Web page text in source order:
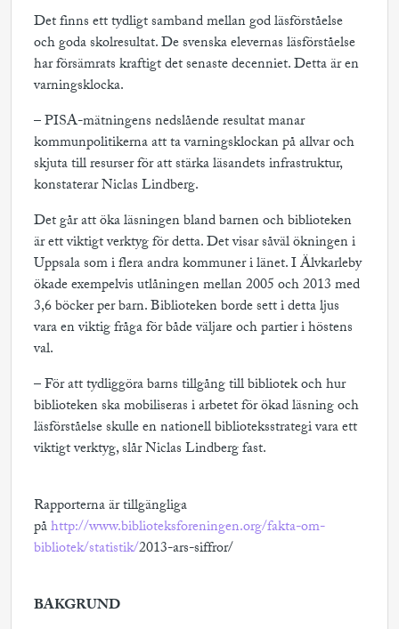
Det finns ett tydligt samband mellan god läsförståelse
och goda skolresultat. De svenska elevernas läsförståelse
har försämrats kraftigt det senaste decenniet. Detta är en
varningsklocka.
– PISA-mätningens nedslående resultat manar
kommunpolitikerna att ta varningsklockan på allvar och
skjuta till resurser för att stärka läsandets infrastruktur,
konstaterar Niclas Lindberg.
Det går att öka läsningen bland barnen och biblioteken
är ett viktigt verktyg för detta. Det visar såväl ökningen i
Uppsala som i flera andra kommuner i länet. I Älvkarleby
ökade exempelvis utlåningen mellan 2005 och 2013 med
3,6 böcker per barn. Biblioteken borde sett i detta ljus
vara en viktig fråga för både väljare och partier i höstens
val.
– För att tydliggöra barns tillgång till bibliotek och hur
biblioteken ska mobiliseras i arbetet för ökad läsning och
läsförståelse skulle en nationell biblioteksstrategi vara ett
viktigt verktyg, slår Niclas Lindberg fast.
Rapporterna är tillgängliga
påhttp://www.biblioteksforeningen.org/fakta-om-
bibliotek/statistik/2013-ars-siffror/
BAKGRUND